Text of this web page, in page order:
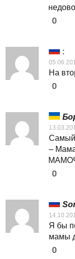
0
:
На
0
Самый
–
0
Я бы
мамы
0